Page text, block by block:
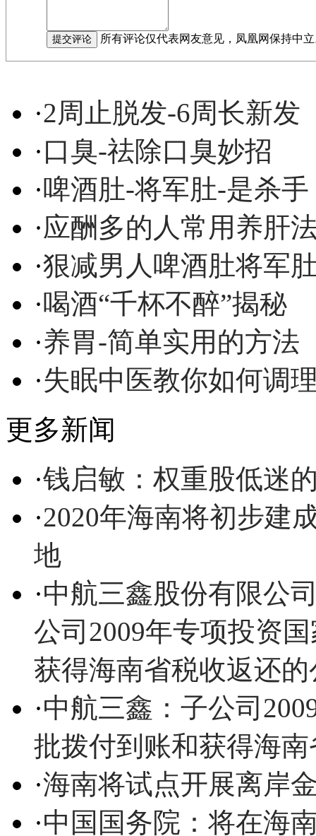
所有评论仅代表网友意见，凤凰网保持中
·2周止脱发-6周长新发
·口臭-祛除口臭妙招
·啤酒肚-将军肚-是杀手
·应酬多的人常用养肝
·狠减男人啤酒肚将军
·喝酒“千杯不醉”揭秘
·养胃-简单实用的方法
·失眠中医教你如何调
更多新闻
·钱启敏：权重股低迷
·2020年海南将初步建
地
·中航三鑫股份有限公
公司2009年专项投资
获得海南省税收返还的
·中航三鑫：子公司
批拨付到账和获得海
·海南将试点开展离岸
·中国国务院：将在海